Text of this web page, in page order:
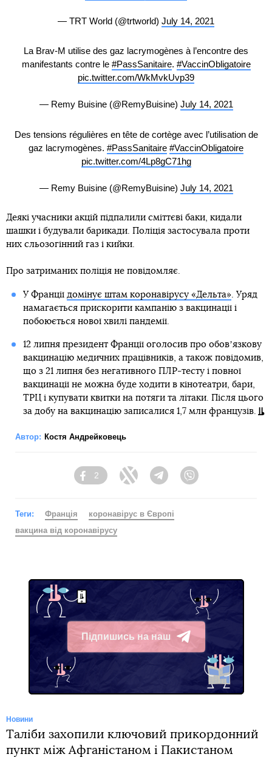
— TRT World (@trtworld) July 14, 2021
La Brav-M utilise des gaz lacrymogènes à l’encontre des
manifestants contre le #PassSanitaire. #VaccinObligatoire
pic.twitter.com/WkMvkUvp39
— Remy Buisine (@RemyBuisine) July 14, 2021
Des tensions régulières en tête de cortège avec l’utilisation de
gaz lacrymogènes. #PassSanitaire #VaccinObligatoire
pic.twitter.com/4Lp8gC71hg
— Remy Buisine (@RemyBuisine) July 14, 2021
Деякі учасники акцій підпалили сміттєві баки, кидали
шашки і будували барикади. Поліція застосувала проти
них сльозогінний газ і кийки.
Про затриманих поліція не повідомляє.
У Франції домінує штам коронавірусу «Дельта». Уряд
намагається прискорити кампанію з вакцинації і
побоюється нової хвилі пандемії.
12 липня президент Франції оголосив про обовʼязкову
вакцинацію медичних працівників, а також повідомив,
що з 21 липня без негативного ПЛР-тесту і повної
вакцинації не можна буде ходити в кінотеатри, бари,
ТРЦ і купувати квитки на потяги та літаки. Після цього
за добу на вакцинацію записалися 1,7 млн французів.
Автор: Костя Андрейковець
Facebook
2
Twitter TelegramViber
Теги: Франція
коронавірус в Європі
вакцина від коронавірусу
Підпишись на наш
Telegram
Новини
Таліби захопили ключовий прикордонний
пункт між Афганістаном і Пакистаном